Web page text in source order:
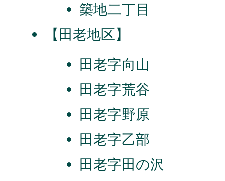
築地二丁目
【田老地区】
田老字向山
田老字荒谷
田老字野原
田老字乙部
田老字田の沢